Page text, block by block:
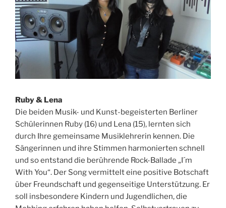
Ruby & Lena
Die beiden Musik- und Kunst-begeisterten Berliner
Schülerinnen Ruby (16) und Lena (15), lernten sich
durch Ihre gemeinsame Musiklehrerin kennen. Die
Sängerinnen und ihre Stimmen harmonierten schnell
und so entstand die berührende Rock-Ballade „I´m
With You“. Der Song vermittelt eine positive Botschaft
über Freundschaft und gegenseitige Unterstützung. Er
soll insbesondere Kindern und Jugendlichen, die